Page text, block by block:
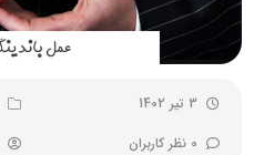
3 تیر 1402
0 نظر کاربران